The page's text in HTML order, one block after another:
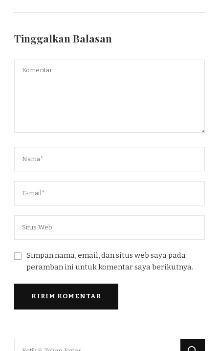
Tinggalkan Balasan
Simpan nama, email, dan situs web saya pada
peramban ini untuk komentar saya berikutnya.